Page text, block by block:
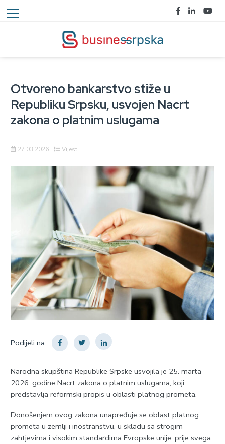
Otvoreno bankarstvo stiže u
Republiku Srpsku, usvojen Nacrt
zakona o platnim uslugama
27.03.2026 Vijesti
Podijeli na:
Narodna skupština Republike Srpske usvojila je 25. marta
2026. godine Nacrt zakona o platnim uslugama, koji
predstavlja reformski propis u oblasti platnog prometa.
Donošenjem ovog zakona unapređuje se oblast platnog
prometa u zemlji i inostranstvu, u skladu sa strogim
zahtjevima i visokim standardima Evropske unije, prije svega